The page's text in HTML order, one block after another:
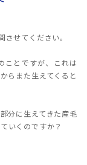
せてください。
ことですが、これは
らまた生えてくると
分に生えてきた産毛
いくのですか？